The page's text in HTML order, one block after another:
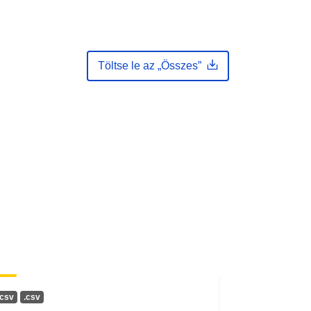
Töltse le az „Összes”
.csv